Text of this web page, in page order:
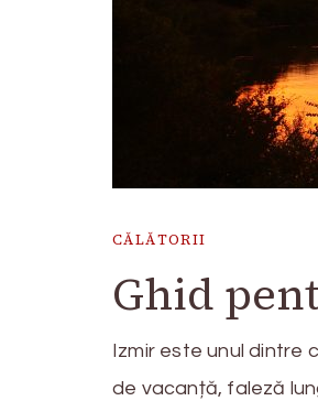
CĂLĂTORII
Ghid
Izmir este unul
de vacanță, faleză